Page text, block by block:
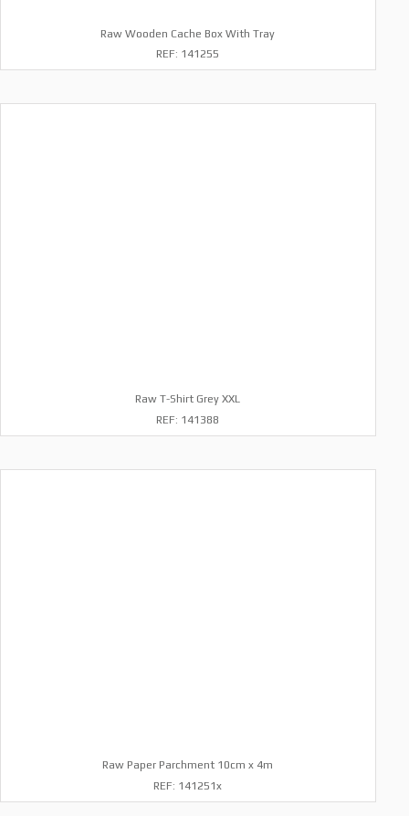
Raw Wooden Cache Box With Tray
REF: 141255
Raw T-Shirt Grey XXL
REF: 141388
Raw Paper Parchment 10cm x 4m
REF: 141251x